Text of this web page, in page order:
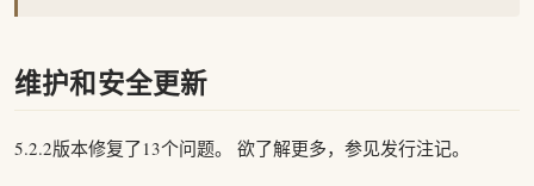
维护和安全更新
5.2.2版本修复了13个问题。 欲了解更多，参见发行注记。